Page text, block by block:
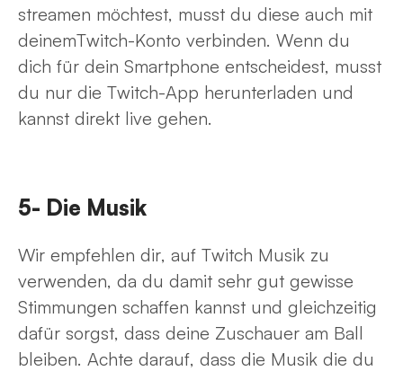
streamen möchtest, musst du diese auch mit
deinemTwitch-Konto verbinden. Wenn du
dich für dein Smartphone entscheidest, musst
du nur die Twitch-App herunterladen und
kannst direkt live gehen.
5- Die Musik
Wir empfehlen dir, auf Twitch Musik zu
verwenden, da du damit sehr gut gewisse
Stimmungen schaffen kannst und gleichzeitig
dafür sorgst, dass deine Zuschauer am Ball
bleiben. Achte darauf, dass die Musik die du